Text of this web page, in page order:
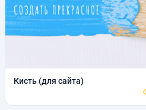
Кисть (для сайта)